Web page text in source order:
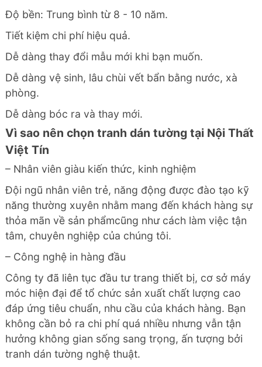
Độ bền: Trung bình từ 8 - 10 năm.
Tiết kiệm chi phí hiệu quả.
Dễ dàng thay đổi mẫu mới khi bạn muốn.
Dễ dàng vệ sinh, lâu chùi vết bẩn bằng nước, xà
phòng.
Dễ dàng bóc ra và thay mới.
Vì sao nên chọn tranh dán tường tại Nội Thất
Việt Tín
– Nhân viên giàu kiến thức, kinh nghiệm
Đội ngũ nhân viên trẻ, năng động được đào tạo kỹ
năng thường xuyên nhằm mang đến khách hàng sự
thỏa mãn về sản phẩmcũng như cách làm việc tận
tâm, chuyên nghiệp của chúng tôi.
– Công nghệ in hàng đầu
Công ty đã liên tục đầu tư trang thiết bị, cơ sở máy
móc hiện đại để tổ chức sản xuất chất lượng cao
đáp ứng tiêu chuẩn, nhu cầu của khách hàng. Bạn
không cần bỏ ra chi phí quá nhiều nhưng vẫn tận
hưởng không gian sống sang trọng, ấn tượng bởi
tranh dán tường nghệ thuật.